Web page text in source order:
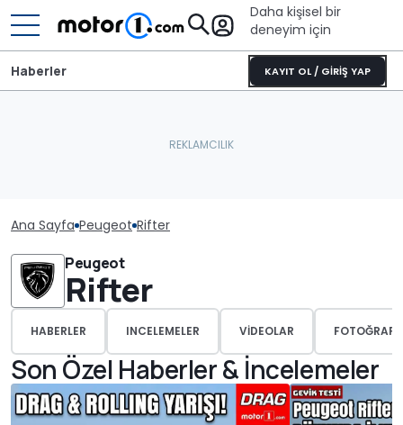
Daha kişisel bir
deneyim için
KAYIT OL / GİRİŞ YAP
Haberler
Ana Sayfa Peugeot Rifter
Peugeot
Rifter
HABERLER INCELEMELER VIDEOLAR
Son Özel Haberler & İncelemeler